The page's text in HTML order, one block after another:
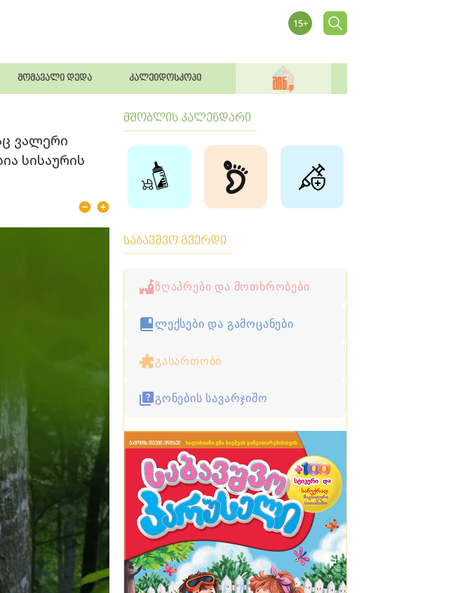
მომავალი დედა კალეიდოსკოპი
ვალერი
სისაურის
მშობლის კალენდარი
საბავშვო გვერდი
ზღაპრები და მოთხრობები
ლექსები და გამოცანები
გასართობი
გონების სავარჯიშო